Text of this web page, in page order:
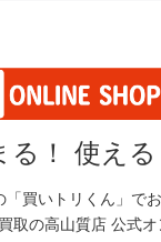
！ 使える
買いトリくん」でお
取の高山質店 公式